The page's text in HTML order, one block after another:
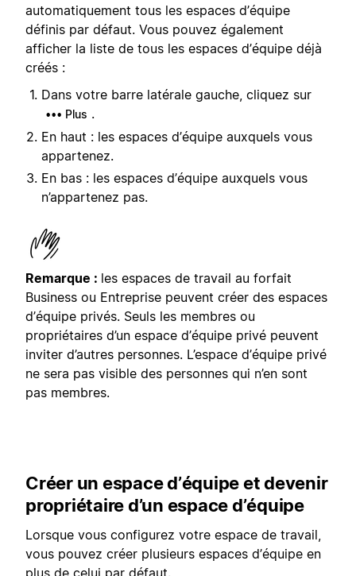
automatiquement tous les espaces d’équipe
définis par défaut. Vous pouvez également
afficher la liste de tous les espaces d’équipe déjà
créés :
Dans votre barre latérale gauche, cliquez sur
••• Plus .
En haut : les espaces d’équipe auxquels vous
appartenez.
En bas : les espaces d’équipe auxquels vous
n’appartenez pas.
Remarque : les espaces de travail au forfait
Business ou Entreprise peuvent créer des espaces
d’équipe privés. Seuls les membres ou
propriétaires d’un espace d’équipe privé peuvent
inviter d’autres personnes. L’espace d’équipe privé
ne sera pas visible des personnes qui n’en sont
pas membres.
Créer un espace d’équipe et devenir
propriétaire d’un espace d’équipe
Lorsque vous configurez votre espace de travail,
vous pouvez créer plusieurs espaces d’équipe en
plus de celui par défaut.